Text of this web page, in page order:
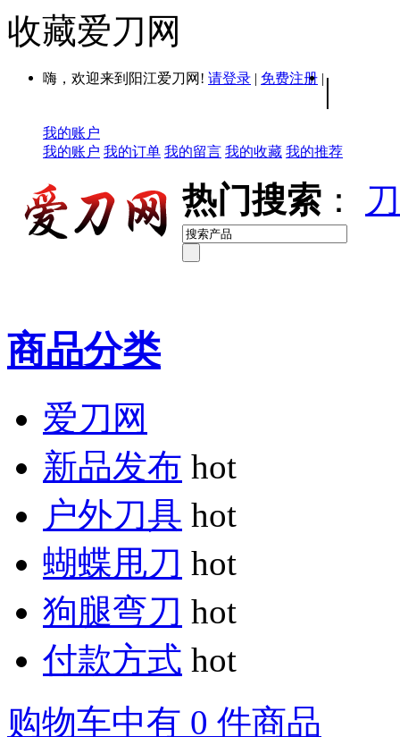
收藏爱刀网
嗨，欢迎来到阳江爱刀网! 请登录 | 免费注册 | |
我的账户
我的账户 我的订单 我的留言 我的收藏 我的推荐
热门搜索 ：
商品分类
爱刀网
新品发布 hot
户外刀具 hot
蝴蝶甩刀 hot
狗腿弯刀 hot
付款方式 hot
购物车中有 0 件商品